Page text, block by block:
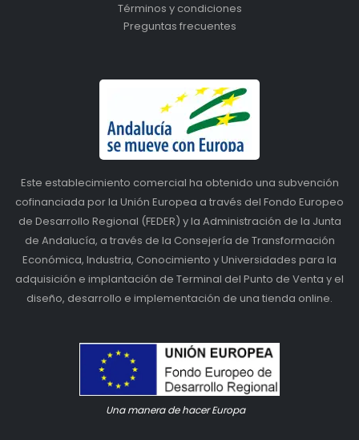
Términos y condiciones
Preguntas frecuentes
Este establecimiento comercial ha obtenido una subvención
cofinanciada por la Unión Europea a través del Fondo Europeo
de Desarrollo Regional (FEDER) y la Administración de la Junta
de Andalucía, a través de la Consejería de Transformación
Económica, Industria, Conocimiento y Universidades para la
adquisición e implantación de Terminal del Punto de Venta y el
diseño, desarrollo e implementación de una tienda online.
Una manera de hacer Europa